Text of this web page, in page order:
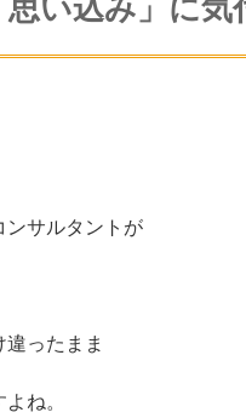
い込み」に気
ンサルタントが
ったまま
ね。